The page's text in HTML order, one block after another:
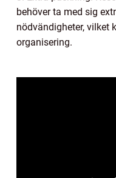
behöver ta med sig
nödvändigheter, vilket
organisering.